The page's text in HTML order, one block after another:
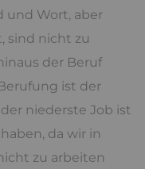
und Wort, aber
sind nicht zu
der Beruf
ist der
niederste Job ist
da wir in
zu arbeiten